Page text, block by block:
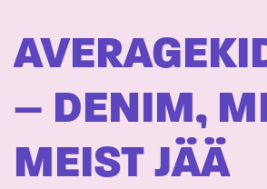
– DENIM,
MEIST JÄÄ